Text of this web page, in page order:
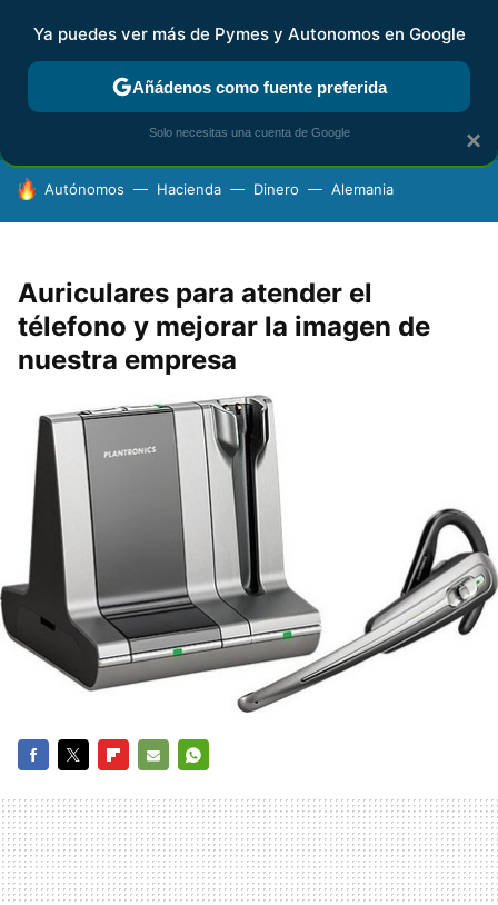
FISCALIDAD Y CONTABILIDAD KIT DIGITAL RENTA
HOY SE HABLA DE
Autónomos Hacienda Dinero Alemania
Auriculares para atender el
télefono y mejorar la imagen de
nuestra empresa
MAIL
×
Ya puedes ver más de Pymes y Autonomos en Google
Añádenos como fuente preferida
Solo necesitas una cuenta de Google